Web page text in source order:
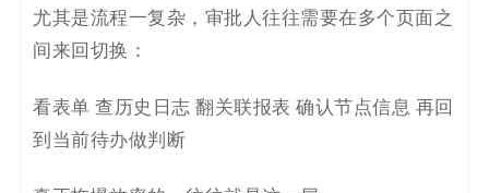
低
代
码
尤其是流程一复杂，审批人往往需要在多个页面之
间来回切换：
看表单 查历史日志 翻关联报表 确认节点信息 再回
到当前待办做判断